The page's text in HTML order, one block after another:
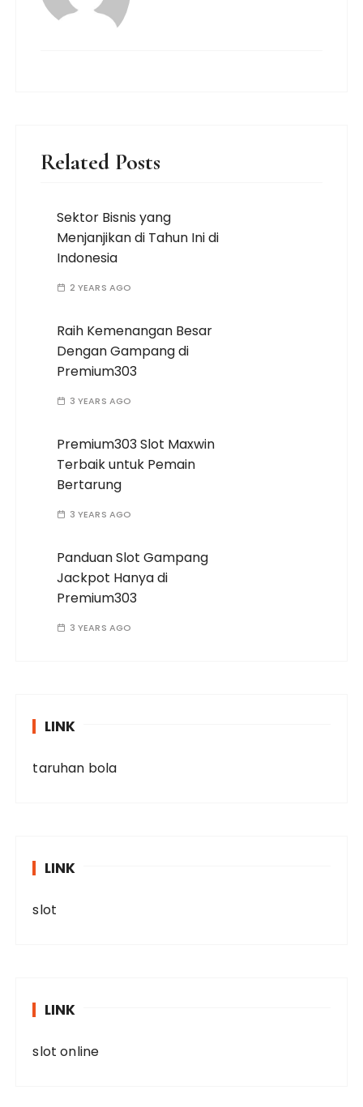
Related Posts
Sektor Bisnis yang
Menjanjikan di Tahun Ini di
Indonesia
2 YEARS AGO
Raih Kemenangan Besar
Dengan Gampang di
Premium303
3 YEARS AGO
Premium303 Slot Maxwin
Terbaik untuk Pemain
Bertarung
3 YEARS AGO
Panduan Slot Gampang
Jackpot Hanya di
Premium303
3 YEARS AGO
LINK
taruhan bola
LINK
slot
LINK
slot online